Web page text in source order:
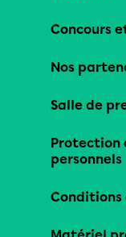
Concours
Nos
Salle de
Protection
personnels
Conditions